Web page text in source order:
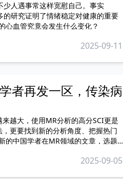
少人遇事常这样宽慰自己。事实
的研究证明了情绪稳定对健康的重要
心血管究竟会发生什么变化？
2025-09-11
者再发一区，传染病
越大，使用MR分析的高分SCI更是
更要找到新的分析角度、把握热门
的中国学者在MR领域的文章，选题
2025-09-05